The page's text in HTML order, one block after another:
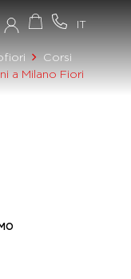
Corsi
a Milano Fiori